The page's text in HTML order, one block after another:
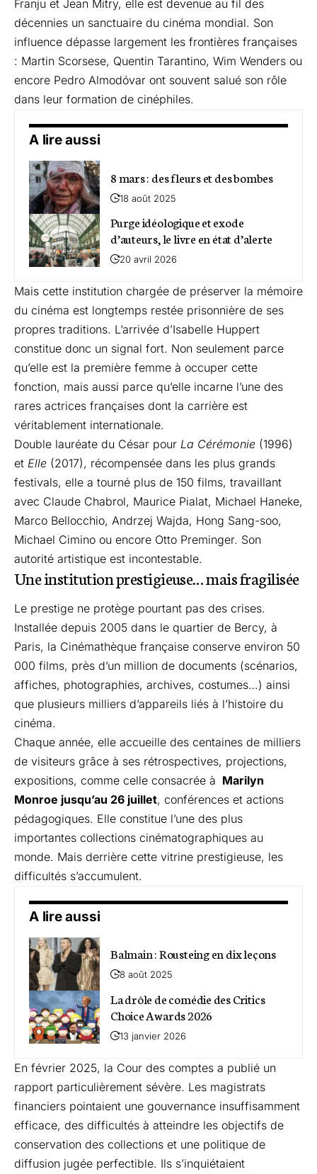
Franju et Jean Mitry, elle est devenue au fil des
décennies un sanctuaire du cinéma mondial. Son
influence dépasse largement les frontières françaises
: Martin Scorsese, Quentin Tarantino, Wim Wenders ou
encore Pedro Almodóvar ont souvent salué son rôle
dans leur formation de cinéphiles.
A lire aussi
8 mars : des fleurs et des bombes
18 août 2025
Purge idéologique et exode
d’auteurs, le livre en état d’alerte
20 avril 2026
Mais cette institution chargée de préserver la mémoire
du cinéma est longtemps restée prisonnière de ses
propres traditions. L’arrivée d’Isabelle Huppert
constitue donc un signal fort. Non seulement parce
qu’elle est la première femme à occuper cette
fonction, mais aussi parce qu’elle incarne l’une des
rares actrices françaises dont la carrière est
véritablement internationale.
Double lauréate du César pour La Cérémonie (1996)
et Elle (2017), récompensée dans les plus grands
festivals, elle a tourné plus de 150 films, travaillant
avec Claude Chabrol, Maurice Pialat, Michael Haneke,
Marco Bellocchio, Andrzej Wajda, Hong Sang-soo,
Michael Cimino ou encore Otto Preminger. Son
autorité artistique est incontestable.
Une institution prestigieuse… mais fragilisée
Le prestige ne protège pourtant pas des crises.
Installée depuis 2005 dans le quartier de Bercy, à
Paris, la Cinémathèque française conserve environ 50
000 films, près d’un million de documents (scénarios,
affiches, photographies, archives, costumes…) ainsi
que plusieurs milliers d’appareils liés à l’histoire du
cinéma.
Chaque année, elle accueille des centaines de milliers
de visiteurs grâce à ses rétrospectives, projections,
expositions, comme celle consacrée à Marilyn
Monroe jusqu’au 26 juillet, conférences et actions
pédagogiques. Elle constitue l’une des plus
importantes collections cinématographiques au
monde. Mais derrière cette vitrine prestigieuse, les
difficultés s’accumulent.
A lire aussi
Balmain : Rousteing en dix leçons
8 août 2025
La drôle de comédie des Critics
Choice Awards 2026
13 janvier 2026
En février 2025, la Cour des comptes a publié un
rapport particulièrement sévère. Les magistrats
financiers pointaient une gouvernance insuffisamment
efficace, des difficultés à atteindre les objectifs de
conservation des collections et une politique de
diffusion jugée perfectible. Ils s’inquiétaient